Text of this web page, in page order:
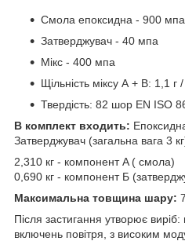
Смола епоксидна - 900 мпа
Затверджувач - 40 мпа
Мікс - 400 мпа
Щільність міксу А + В: 1,1 г
Твердість: 82 шор EN ISO
В комплект входить:
Затверджувач (загальна вага 3
2,310 кг - компонент A ( смола)
0,690 кг - компонент Б
Максимальна товщина шару:
Після застигання утворює
включень повітря, з високим